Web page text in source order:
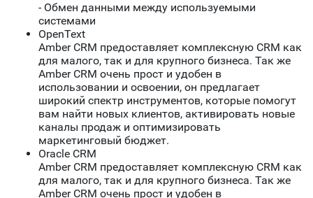
- Обмен данными между используемыми
системами
OpenText
Amber CRM предоставляет комплексную CRM как
для малого, так и для крупного бизнеса. Так же
Amber CRM очень прост и удобен в
использовании и освоении, он предлагает
широкий спектр инструментов, которые помогут
вам найти новых клиентов, активировать новые
каналы продаж и оптимизировать
маркетинговый бюджет.
Oracle CRM
Amber CRM предоставляет комплексную CRM как
для малого, так и для крупного бизнеса. Так же
Amber CRM очень прост и удобен в